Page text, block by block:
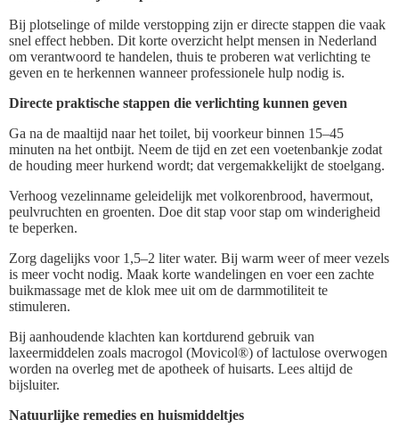
Bij plotselinge of milde verstopping zijn er directe stappen die vaak
snel effect hebben. Dit korte overzicht helpt mensen in Nederland
om verantwoord te handelen, thuis te proberen wat verlichting te
geven en te herkennen wanneer professionele hulp nodig is.
Directe praktische stappen die verlichting kunnen geven
Ga na de maaltijd naar het toilet, bij voorkeur binnen 15–45
minuten na het ontbijt. Neem de tijd en zet een voetenbankje zodat
de houding meer hurkend wordt; dat vergemakkelijkt de stoelgang.
Verhoog vezelinname geleidelijk met volkorenbrood, havermout,
peulvruchten en groenten. Doe dit stap voor stap om winderigheid
te beperken.
Zorg dagelijks voor 1,5–2 liter water. Bij warm weer of meer vezels
is meer vocht nodig. Maak korte wandelingen en voer een zachte
buikmassage met de klok mee uit om de darmmotiliteit te
stimuleren.
Bij aanhoudende klachten kan kortdurend gebruik van
laxeermiddelen zoals macrogol (Movicol®) of lactulose overwogen
worden na overleg met de apotheek of huisarts. Lees altijd de
bijsluiter.
Natuurlijke remedies en huismiddeltjes